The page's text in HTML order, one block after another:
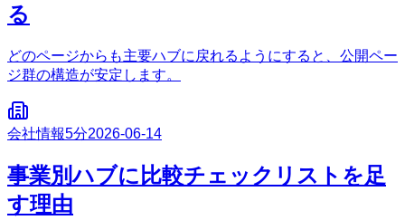
る
どのページからも主要ハブに戻れるようにすると、公開ペー
ジ群の構造が安定します。
会社情報5分2026-06-14
事業別ハブに比較チェックリストを足
す理由